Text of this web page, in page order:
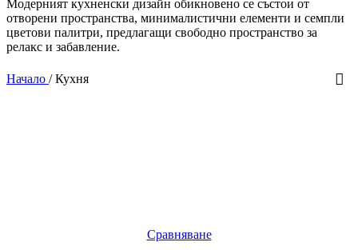
Модерният кухненски дизайн обикновено се състои от
отворени пространства, минималистични елементи и семпли
цветови палитри, предлагащи свободно пространство за
релакс и забавление.
Начало / Кухня
Сравняване